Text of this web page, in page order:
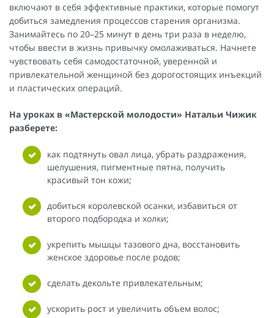
включают в себя эффективные практики, которые помогут
добиться замедления процессов старения организма.
Занимайтесь по 20–25 минут в день три раза в неделю,
чтобы ввести в жизнь привычку омолаживаться. Начнете
чувствовать себя самодостаточной, уверенной и
привлекательной женщиной без дорогостоящих инъекций
и пластических операций.
На уроках в «Мастерской молодости» Натальи Чижик
разберете:
как подтянуть овал лица, убрать раздражения,
шелушения, пигментные пятна, получить
красивый тон кожи;
добиться королевской осанки, избавиться от
второго подбородка и холки;
укрепить мышцы тазового дна, восстановить
женское здоровье после родов;
сделать декольте привлекательным;
ускорить рост и увеличить объем волос;